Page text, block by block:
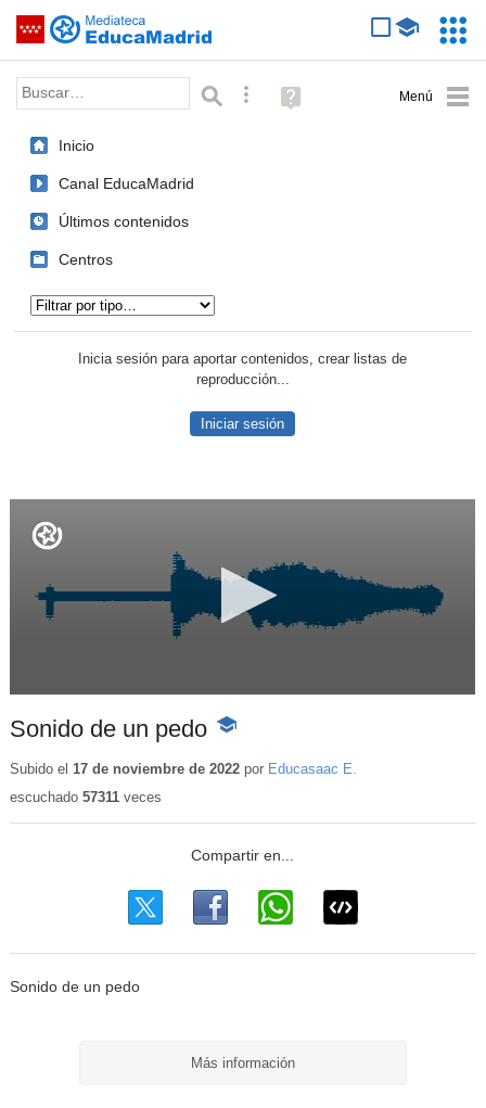
Saltar navegación
Palabra o frase: Búsqueda avanzada
Ayuda
(en
Inicio
Canal EducaMadrid
Últimos contenidos
Centros
Inicia sesión para aportar contenidos, crear listas de
reproducción...
Iniciar sesión
Sonido de un pedo -
educativo
Subido el 17 de noviembre de 2022por Educasaac E.
escuchado 57311veces
Sonido de un pedo
Más información